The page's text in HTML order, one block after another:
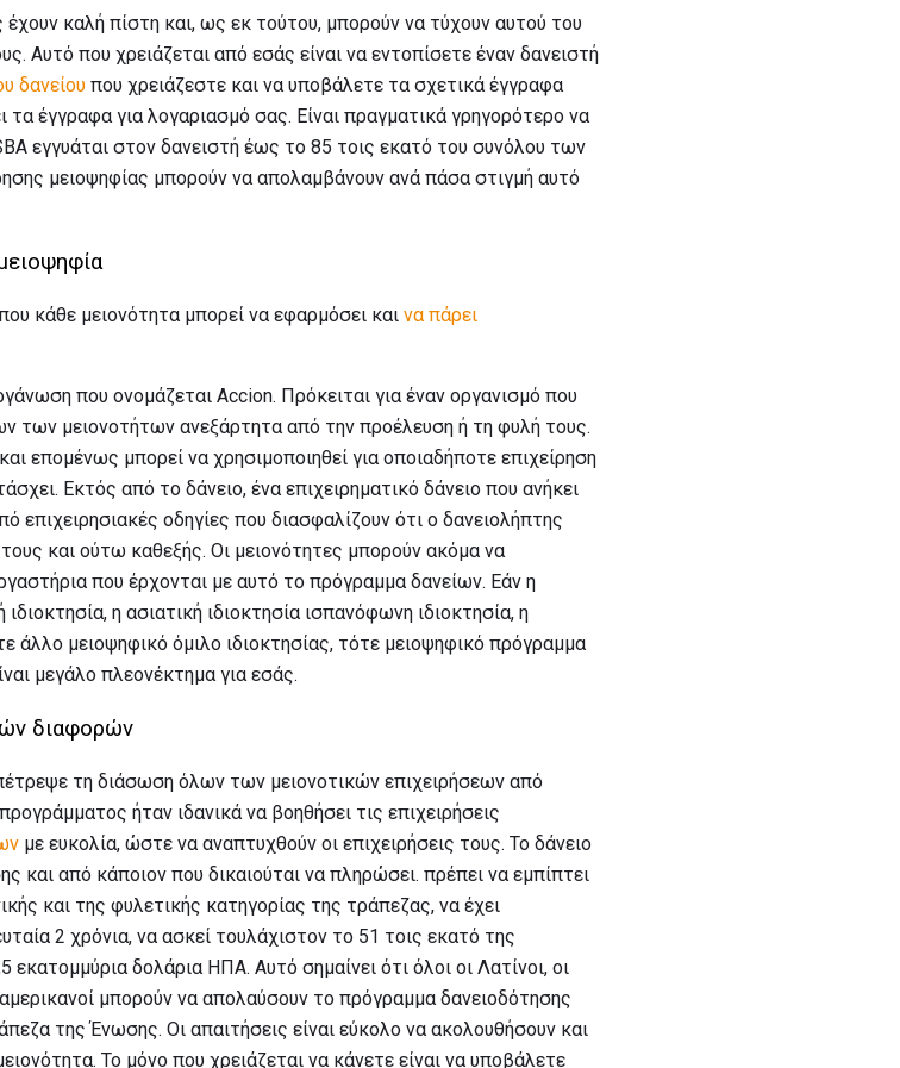
καλή πίστη και, ως εκ τούτου, μπορούν να τύχουν αυτού του
Αυτό που χρειάζεται από εσάς είναι να εντοπίσετε έναν δανειστή
δανείου που χρειάζεστε και να υποβάλετε τα σχετικά έγγραφα
έγγραφα για λογαριασμό σας. Είναι πραγματικά γρηγορότερο να
εγγυάται στον δανειστή έως το 85 τοις εκατό του συνόλου των
μειοψηφίας μπορούν να απολαμβάνουν ανά πάσα στιγμή αυτό
κάθε μειονότητα μπορεί να εφαρμόσει και να πάρει
που ονομάζεται Accion. Πρόκειται για έναν οργανισμό που
των μειονοτήτων ανεξάρτητα από την προέλευση ή τη φυλή τους.
επομένως μπορεί να χρησιμοποιηθεί για οποιαδήποτε επιχείρηση
Εκτός από το δάνειο, ένα επιχειρηματικό δάνειο που ανήκει
επιχειρησιακές οδηγίες που διασφαλίζουν ότι ο δανειολήπτης
τους και ούτω καθεξής. Οι μειονότητες μπορούν ακόμα να
που έρχονται με αυτό το πρόγραμμα δανείων. Εάν η
η ασιατική ιδιοκτησία ισπανόφωνη ιδιοκτησία, η
άλλο μειοψηφικό όμιλο ιδιοκτησίας, τότε μειοψηφικό πρόγραμμα
μεγάλο πλεονέκτημα για εσάς.
διαφορών
τη διάσωση όλων των μειονοτικών επιχειρήσεων από
ήταν ιδανικά να βοηθήσει τις επιχειρήσεις
με ευκολία, ώστε να αναπτυχθούν οι επιχειρήσεις τους. Το δάνειο
από κάποιον που δικαιούται να πληρώσει. πρέπει να εμπίπτει
και της φυλετικής κατηγορίας της τράπεζας, να έχει
2 χρόνια, να ασκεί τουλάχιστον το 51 τοις εκατό της
εκατομμύρια δολάρια ΗΠΑ. Αυτό σημαίνει ότι όλοι οι Λατίνοι, οι
μπορούν να απολαύσουν το πρόγραμμα δανειοδότησης
της Ένωσης. Οι απαιτήσεις είναι εύκολο να ακολουθήσουν και
Το μόνο που χρειάζεται να κάνετε είναι να υποβάλετε